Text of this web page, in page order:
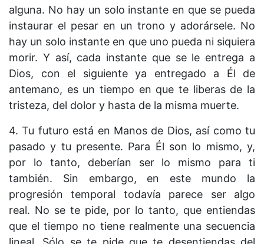
alguna. No hay un solo instante en que se pueda
instaurar el pesar en un trono y adorársele. No
hay un solo instante en que uno pueda ni siquiera
morir. Y así, cada instante que se le entrega a
Dios, con el siguiente ya entregado a Él de
antemano, es un tiempo en que te liberas de la
tristeza, del dolor y hasta de la misma muerte.
4. Tu futuro está en Manos de Dios, así como tu
pasado y tu presente. Para Él son lo mismo, y,
por lo tanto, deberían ser lo mismo para ti
también. Sin embargo, en este mundo la
progresión temporal todavía parece ser algo
real. No se te pide, por lo tanto, que entiendas
que el tiempo no tiene realmente una secuencia